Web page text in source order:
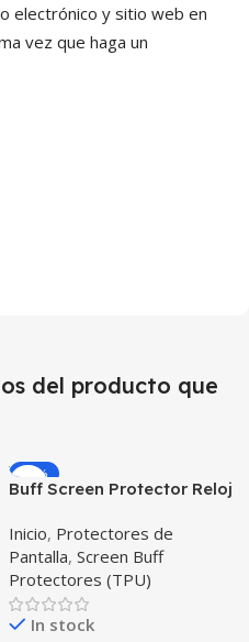
electrónico y sitio web en
vez que haga un
del producto que
-23%
Buff Screen Protector Reloj
Samsung Galaxy Active
Inicio, Protectores de
Pantalla, Screen Buff
Protectores (TPU)
In stock